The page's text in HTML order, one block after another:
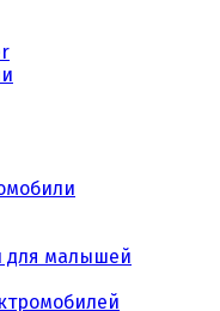
для малышей